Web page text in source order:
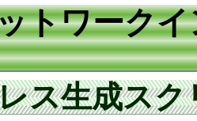
トワーク
ス生成ス